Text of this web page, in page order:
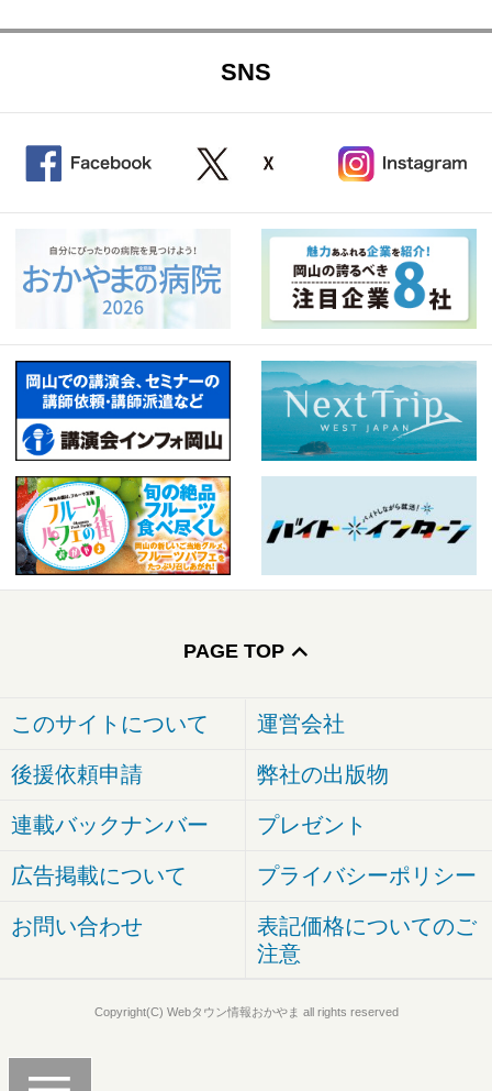
SNS
PAGE TOP
このサイトについて 運営会社
後援依頼申請 弊社の出版物
連載バックナンバー プレゼント
広告掲載について プライバシーポリシー
お問い合わせ
表記価格についてのご
注意
Copyright(C) Webタウン情報おかやま all rights reserved